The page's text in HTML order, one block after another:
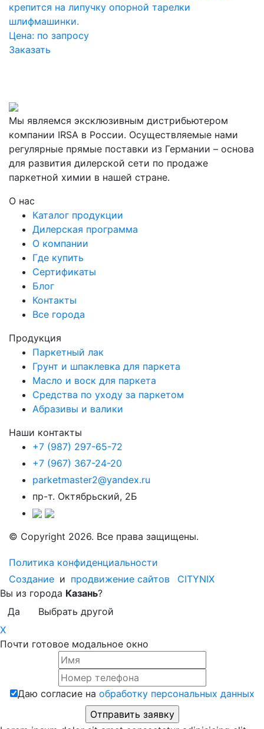
крепится на липучку опорной тарелки
шлифмашинки.
Цена: по запросу
Заказать
Мы являемся эксклюзивным дистрибьютером
компании IRSA в России. Осуществляемые нами
регулярные прямые поставки из Германии – основа
для развития дилерской сети по продаже
паркетной химии в нашей стране.
О нас
Каталог продукции
Дилерская программа
О компании
Где купить
Сертификаты
Блог
Контакты
Все города
Продукция
Паркетный лак
Грунт и шпаклевка для паркета
Масло и воск для паркета
Средства по уходу за паркетом
Абразивы и валики
Наши контакты
+7 (987) 297-65-72
+7 (967) 367-24-20
parketmaster2@yandex.ru
пр-т. Октябрьский, 2Б
© Copyright 2026. Все права защищены.
Политика конфиденциальности
Создание и продвижение сайтов
CITYNIX
Вы из города Казань?
Да
Выбрать другой
X
Почти готовое модальное окно
Даю согласие на обработку персональных данных